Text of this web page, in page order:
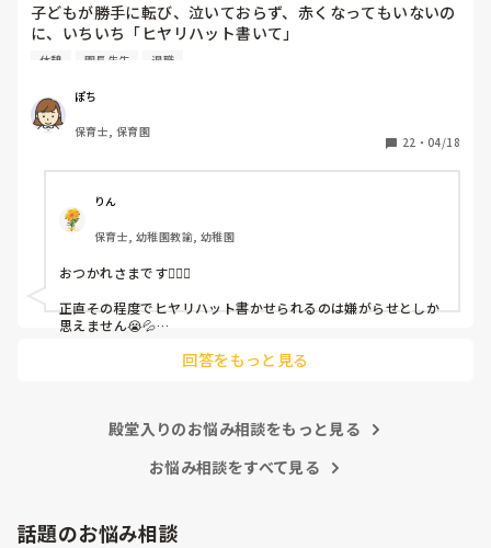
子どもが勝手に転び、泣いておらず、赤くなってもいないの
に、いちいち「ヒヤリハット書いて」
と書かされ
（そう言う本人は書かない）
しかも、上司に↑この内容でも
ちゃんと考えて対策を練って書き込むようにと。
呼ばれて一緒に対策を考えさせられること多数
これだけで30〜40分拘束されて辛いです
皆さんの園はどうですか?
休憩 園長先生 退職
ぽち
保育士, 保育園
22 ・ 04/18
りん
保育士, 幼稚園教諭, 幼稚園
おつかれさまです🙇🏻‍♀️
正直その程度でヒヤリハット書かせられるのは嫌がらせとしか
思えません😭💦
回答をもっと見る
殿堂入りのお悩み相談をもっと見る
お悩み相談をすべて見る
話題のお悩み相談